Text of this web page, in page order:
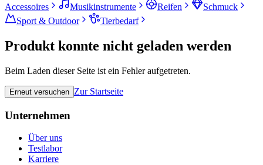
Accessoires
Musikinstrumente Reifen
Schmuck
Sport & Outdoor
Tierbedarf
Produkt konnte nicht geladen werden
Beim Laden dieser Seite ist ein Fehler aufgetreten.
Erneut versuchen Zur Startseite
Unternehmen
Über uns
Testlabor
Karriere